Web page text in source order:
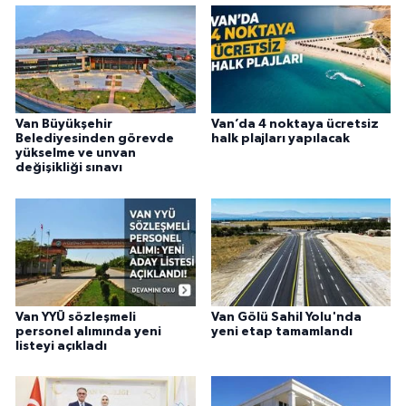
Van Büyükşehir
Belediyesinden görevde
yükselme ve unvan
değişikliği sınavı
Van’da 4 noktaya ücretsiz
halk plajları yapılacak
Van YYÜ sözleşmeli
personel alımında yeni
listeyi açıkladı
Van Gölü Sahil Yolu'nda
yeni etap tamamlandı